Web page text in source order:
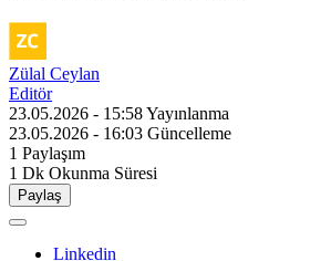
Zülal Ceylan
Editör
23.05.2026 - 15:58Yayınlanma
23.05.2026 - 16:03 Güncelleme
1 Paylaşım
1 Dk Okunma Süresi
Paylaş
Linkedin